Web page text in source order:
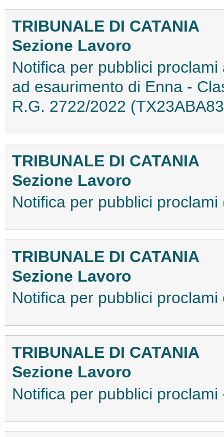
TRIBUNALE DI CATANIA
Sezione Lavoro
Notifica per pubblici
ad esaurimento di Enna -
R.G. 2722/2022
TRIBUNALE DI CATANIA
Sezione Lavoro
Notifica per pubblici
TRIBUNALE DI CATANIA
Sezione Lavoro
Notifica per pubblici
TRIBUNALE DI CATANIA
Sezione Lavoro
Notifica per pubblici